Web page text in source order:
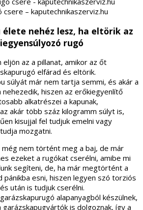
csere – kaputechnikaszerviz.hu
élete nehéz lesz, ha eltörik az
rugó
az a pillanat, amikor az őt
elfárad és eltörik.
súlyát már nem tartja semmi, és akár a
hiszen az erőkiegyenlítő
alkatrészei a kapunak,
akár több száz kilogramm súlyt is,
kisujjal fel tudjuk emelni vagy
mozgatni.
még nem történt meg a baj, de már
ezeket a rugókat cserélni, amibe mi
segíteni, de, ha már megtörtént a
pánikba esni, hiszen legyen szó torziós
után is tudjuk cserélni.
alapanyagból készülnek,
is dolgoznak, így a